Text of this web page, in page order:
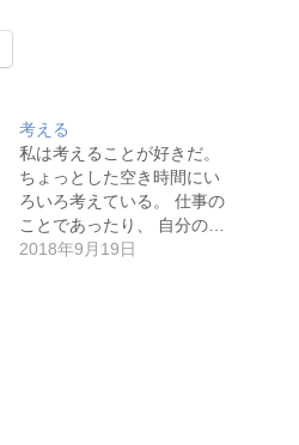
考える
私は考えることが好きだ。
ちょっとした空き時間にい
ろいろ考えている。 仕事の
ことであったり、 自分の…
2018年9月19日